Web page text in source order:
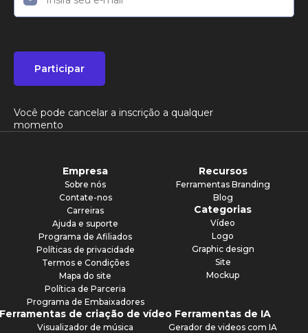
Participar
Você pode cancelar a inscrição a qualquer
momento
Empresa
Sobre nós
Contate-nos
Carreiras
Ajuda e suporte
Programa de Afiliados
Políticas de privacidade
Termos e Condições
Mapa do site
Política de Parceria
Programa de Embaixadores
Recursos
Ferramentas Branding
Blog
Categorias
Vídeo
Logo
Graphic design
Site
Mockup
de criação de vídeo
Visualizador de música
Ferramentas de IA
Gerador de videos com IA